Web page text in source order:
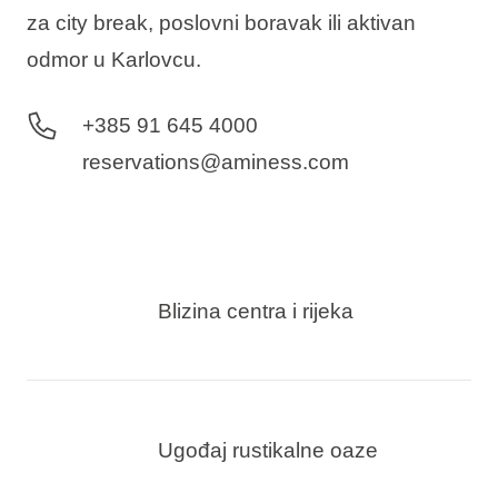
za city break, poslovni boravak ili aktivan
odmor u Karlovcu.
+385 91 645 4000
reservations@aminess.com
Blizina centra i rijeka
Ugođaj rustikalne oaze